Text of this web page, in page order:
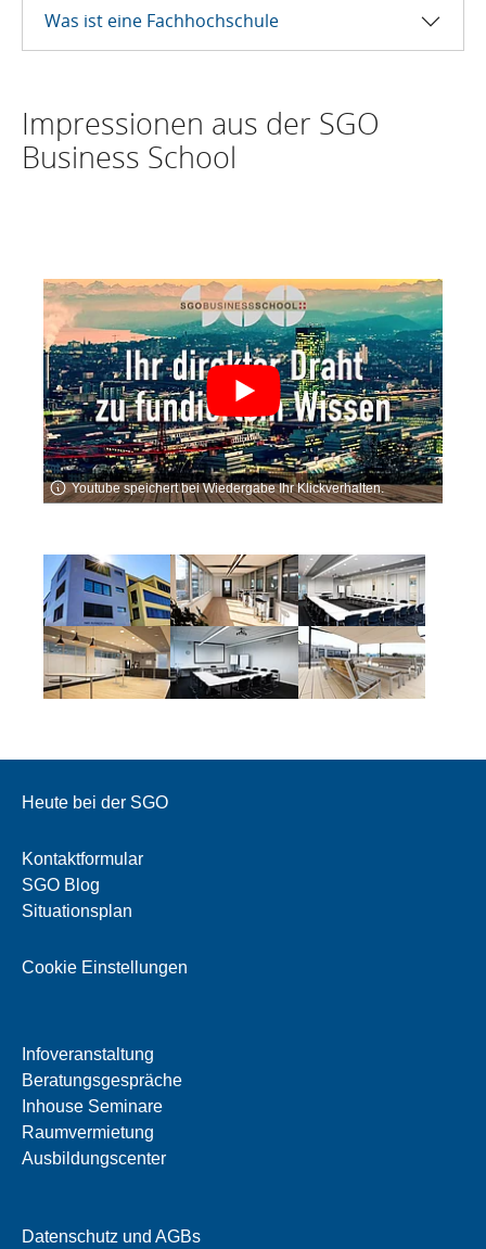
Was ist eine Fachhochschule
Impressionen aus der SGO
Business School
Youtube speichert bei Wiedergabe Ihr Klickverhalten.
Heute bei der SGO
Kontaktformular
SGO Blog
Situationsplan
Cookie Einstellungen
Infoveranstaltung
Beratungsgespräche
Inhouse Seminare
Raumvermietung
Ausbildungscenter
Datenschutz und AGBs